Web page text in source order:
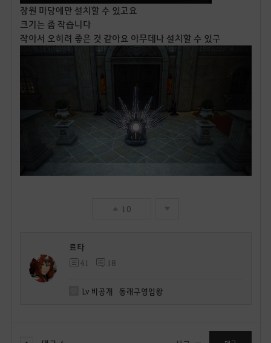
장원 마당에만 설치할 수 있고요
크기는 좀 작습니다
작아서 오히려 좋은 것 같아요 아무데나 설치할 수 있구
10
료타
41 18
Lv 비공개 동래구영업왕